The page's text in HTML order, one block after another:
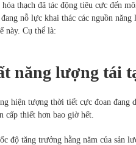
thạch đã tác động tiêu cực đến
nỗ lực khai thác các nguồn
này. Cụ thể là:
năng lượng tái
hiện tượng thời tiết cực đoan đang
cấp thiết hơn bao giờ hết.
độ tăng trưởng hằng năm của sản